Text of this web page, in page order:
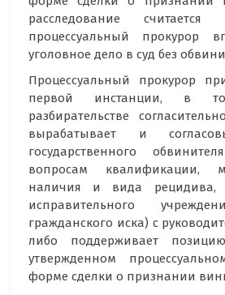
расследование
процессуальный прокурор
уголовное дело в суд без
Процессуальный прокурор
первой инстанции, в
разбирательстве
вырабатывает и
государственного
вопросам квалификации,
наличия и вида
исправительного
гражданского иска) с
либо поддерживает
утвержденном
форме сделки о признании